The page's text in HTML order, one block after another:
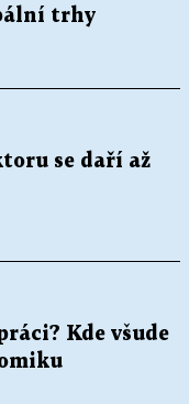
trhy
se daří až
Kde všude